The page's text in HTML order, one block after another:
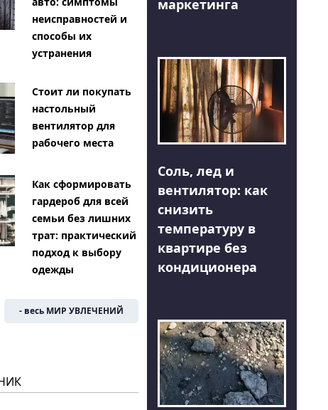
неисправностей и
способы их
устранения
Стоит ли покупать
настольный
вентилятор для
рабочего места
Как сформировать
гардероб для всей
семьи без лишних
трат: практический
подход к выбору
одежды
- весь МИР УВЛЕЧЕНИЙ
маркетинга
Соль, лед и
вентилятор: как
снизить
температуру в
квартире без
кондиционера